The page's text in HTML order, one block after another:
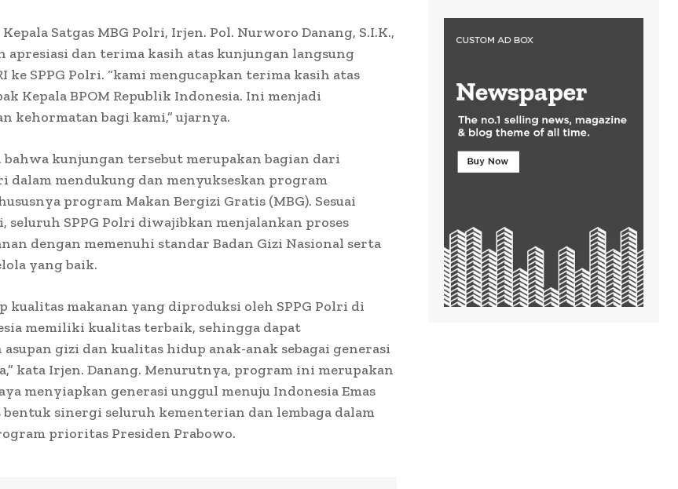
Satgas MBG Polri, Irjen. Pol. Nurworo Danang, S.I.K.,
apresiasi dan terima kasih atas kunjungan langsung
ke SPPG Polri. “kami mengucapkan terima kasih atas
Kepala BPOM Republik Indonesia. Ini menjadi
kehormatan bagi kami,” ujarnya.
bahwa kunjungan tersebut merupakan bagian dari
dalam mendukung dan menyukseskan program
program Makan Bergizi Gratis (MBG). Sesuai
seluruh SPPG Polri diwajibkan menjalankan proses
dengan memenuhi standar Badan Gizi Nasional serta
yang baik.
kualitas makanan yang diproduksi oleh SPPG Polri di
memiliki kualitas terbaik, sehingga dapat
gizi dan kualitas hidup anak-anak sebagai generasi
kata Irjen. Danang. Menurutnya, program ini merupakan
menyiapkan generasi unggul menuju Indonesia Emas
bentuk sinergi seluruh kementerian dan lembaga dalam
prioritas Presiden Prabowo.